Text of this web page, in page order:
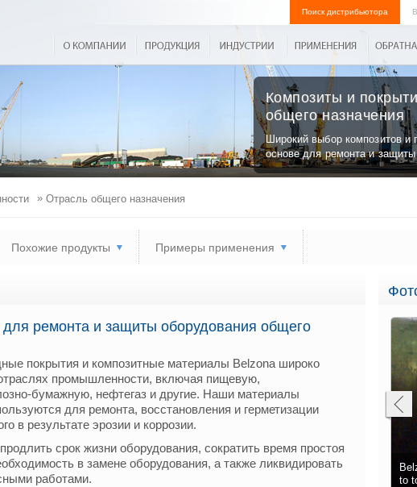
Поиск дистрибьютора
Композиты и
общего назначения
Широкий выбор композитов и
основе для ремонта и
»Отрасль общего назначения
Похожие продукты Примеры применения
ремонта и защиты оборудования общего
покрытия и композитные материалы Belzona широко
промышленности, включая пищевую,
бумажную, нефтегаз и другие. Наши материалы
для ремонта, восстановления и герметизации
в результате эрозии и коррозии.
срок жизни оборудования, сократить время простоя
в замене оборудования, а также ликвидировать
работами.
to